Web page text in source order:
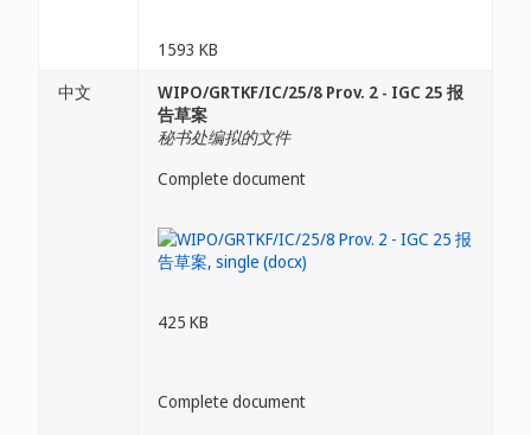
1593 KB
中文
WIPO/GRTKF/IC/25/8 Prov. 2 - IGC 25 报
告草案
秘书处编拟的文件
Complete document
425 KB
Complete document